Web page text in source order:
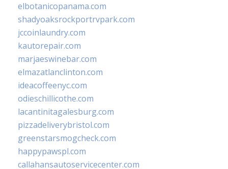
elbotanicopanama.com
shadyoaksrockportrvpark.com
jccoinlaundry.com
kautorepair.com
marjaeswinebar.com
elmazatlanclinton.com
ideacoffeenyc.com
odieschillicothe.com
lacantinitagalesburg.com
pizzadeliverybristol.com
greenstarsmogcheck.com
happypawspl.com
callahansautoservicecenter.com